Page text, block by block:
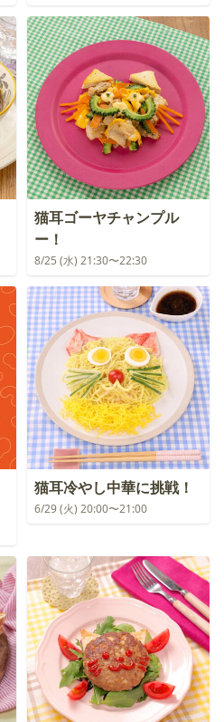
猫耳ゴーヤチャンプル
ー！
8/25 (水) 21:30〜22:30
猫耳冷やし中華に挑戦！
6/29 (火) 20:00〜21:00